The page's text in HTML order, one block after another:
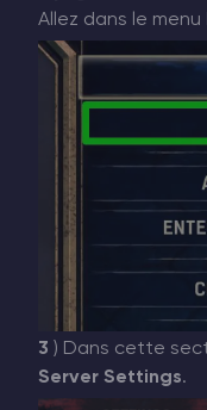
Allez dans le menu
3 ) Dans cette
Server Settings.